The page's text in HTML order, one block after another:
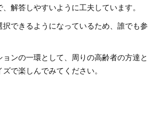
解答しやすいように工夫しています。
択できるようになっているため、誰でも参
ンの一環として、周りの高齢者の方達と
で楽しんでみてください。